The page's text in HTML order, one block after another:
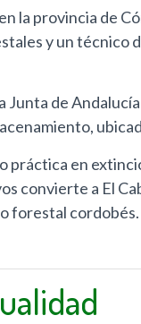
la provincia de
y un técnico
de
en
convierte a El
forestal cordobés.